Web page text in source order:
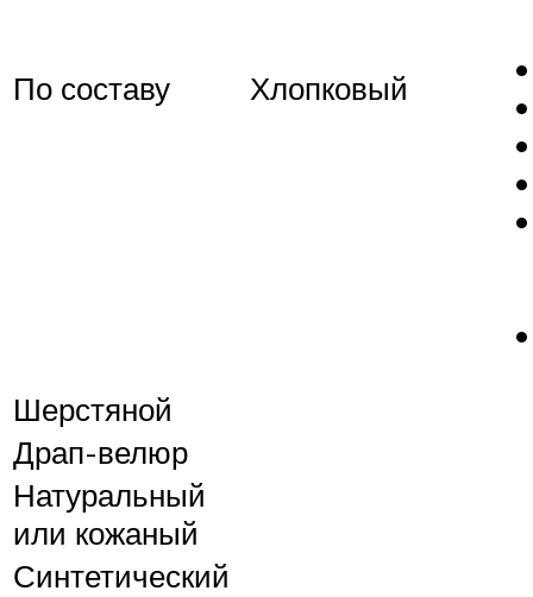
По составу Хлопковый
Шерстяной
Драп-велюр
Натуральный
или кожаный
Синтетический